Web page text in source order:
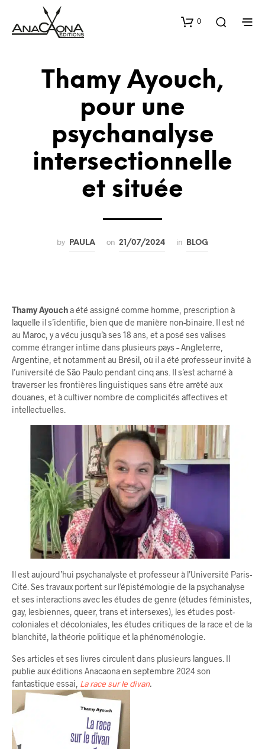
0
Thamy Ayouch,
pour une
psychanalyse
intersectionnelle
et située
by PAULA on 21/07/2024 in BLOG
Thamy Ayoucha été assigné comme homme, prescription à
laquelle il s’identifie, bien que de manière non-binaire. Il est né
au Maroc, y a vécu jusqu’à ses 18 ans, et a posé ses valises
comme étranger intime dans plusieurs pays – Angleterre,
Argentine, et notamment au Brésil, où il a été professeur invité à
l’université de São Paulo pendant cinq ans. Il s’est acharné à
traverser les frontières linguistiques sans être arrêté aux
douanes, et à cultiver nombre de complicités affectives et
intellectuelles.
Il est aujourd’hui psychanalyste et professeur à l’Université Paris-
Cité. Ses travaux portent sur l’épistémologie de la psychanalyse
et ses interactions avec les études de genre (études féministes,
gay, lesbiennes, queer, trans et intersexes), les études post-
coloniales et décoloniales, les études critiques de la race et de la
blanchité, la théorie politique et la phénoménologie.
Ses articles et ses livres circulent dans plusieurs langues. Il
publie aux éditions Anacaona en septembre 2024 son
fantastique essai, La race sur le divan.